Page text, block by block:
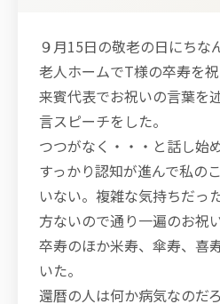
９月15日の敬老の日にちな
老人ホームでT様の卒寿を祝
来賓代表でお祝いの言葉を
言スピーチをした。
つつがなく・・・と話し始
すっかり認知が進んで私の
いない。複雑な気持ちだっ
方ないので通り一遍のお祝
卒寿のほか米寿、傘寿、喜
いた。
還暦の人は何か病気なのだ